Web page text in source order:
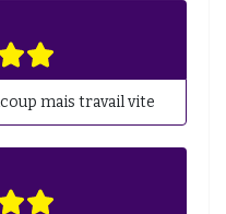
mais travail vite